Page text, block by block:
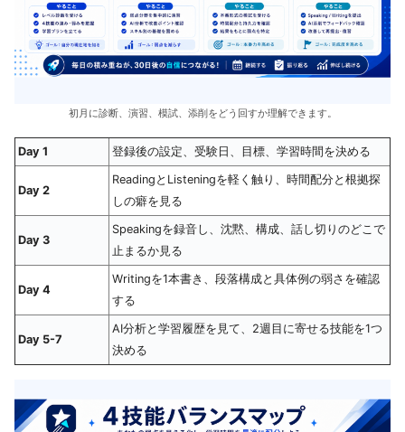
初月に診断、演習、模試、添削をどう回すか理解できます。
Day 1 登録後の設定、受験日、目標、学習時間を決める
Day 2
ReadingとListeningを軽く触り、時間配分と根拠探
しの癖を見る
Day 3
Speakingを録音し、沈黙、構成、話し切りのどこで
止まるか見る
Day 4
Writingを1本書き、段落構成と具体例の弱さを確認
する
Day 5-7
AI分析と学習履歴を見て、2週目に寄せる技能を1つ
決める